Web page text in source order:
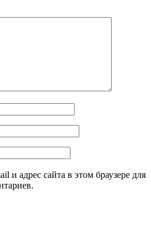
и адрес сайта в этом браузере для